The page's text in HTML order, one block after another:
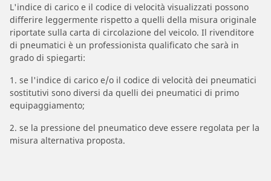
L'indice di carico e il codice di velocità visualizzati possono
differire leggermente rispetto a quelli della misura originale
riportate sulla carta di circolazione del veicolo. Il rivenditore
di pneumatici è un professionista qualificato che sarà in
grado di spiegarti:
1. se l'indice di carico e/o il codice di velocità dei pneumatici
sostitutivi sono diversi da quelli dei pneumatici di primo
equipaggiamento;
2. se la pressione del pneumatico deve essere regolata per la
misura alternativa proposta.